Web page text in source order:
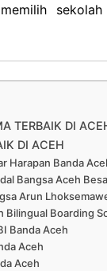
TERBAIK DI
DI ACEH
Harapan Banda
Bangsa Aceh
Arun
Bilingual Boarding
Banda Aceh
Aceh
Aceh